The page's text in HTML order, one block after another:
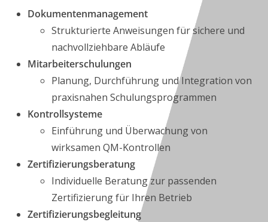
Dokumentenmanagement
Strukturierte Anweisungen für sichere und
nachvollziehbare Abläufe
Mitarbeiterschulungen
Planung, Durchführung und Integration von
praxisnahen Schulungsprogrammen
Kontrollsysteme
Einführung und Überwachung von
wirksamen QM-Kontrollen
Zertifizierungsberatung
Individuelle Beratung zur passenden
Zertifizierung für Ihren Betrieb
Zertifizierungsbegleitung